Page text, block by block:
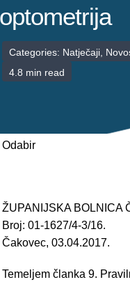
PALIJATIVNA SKRB
JEDINICE
Categories: Natječaji,
4.8 min read
Odabir
ŽUPANIJSKA BOLNICA
Broj: 01-1627/4-3/16.
Čakovec, 03.04.2017.
Temeljem članka 9.